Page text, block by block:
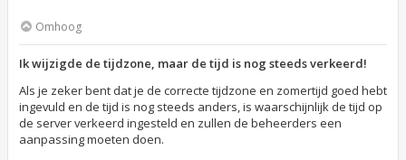
Omhoog
Ik wijzigde de tijdzone, maar de tijd is nog steeds verkeerd!
Als je zeker bent dat je de correcte tijdzone en zomertijd goed hebt
ingevuld en de tijd is nog steeds anders, is waarschijnlijk de tijd op
de server verkeerd ingesteld en zullen de beheerders een
aanpassing moeten doen.